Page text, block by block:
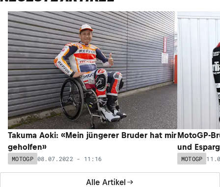
Alle Artikel
Takuma Aoki: «Mein jüngerer Bruder hat mir
geholfen»
MOTOGP 08.07.2022 - 11:16
MotoGP-
und
MOTOGP